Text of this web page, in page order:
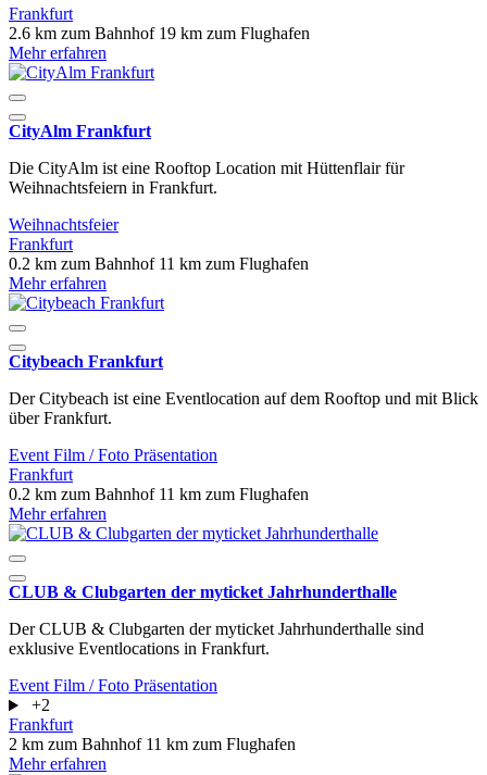
Frankfurt
2.6 km zum Bahnhof 19 km zum Flughafen
Mehr erfahren
CityAlm Frankfurt
Die CityAlm ist eine Rooftop Location mit Hüttenflair für
Weihnachtsfeiern in Frankfurt.
Weihnachtsfeier
Frankfurt
0.2 km zum Bahnhof 11 km zum Flughafen
Mehr erfahren
Citybeach Frankfurt
Der Citybeach ist eine Eventlocation auf dem Rooftop und mit Blick
über Frankfurt.
Event Film / Foto Präsentation
Frankfurt
0.2 km zum Bahnhof 11 km zum Flughafen
Mehr erfahren
CLUB & Clubgarten der myticket Jahrhunderthalle
Der CLUB & Clubgarten der myticket Jahrhunderthalle sind
exklusive Eventlocations in Frankfurt.
Event Film / Foto Präsentation
+2
Frankfurt
2 km zum Bahnhof 11 km zum Flughafen
Mehr erfahren